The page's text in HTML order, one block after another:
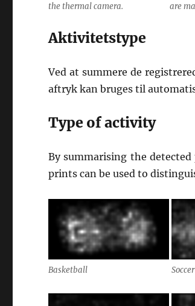
the thermal camera.
are
Aktivitetstype
Ved at summere de
aftryk kan bruges til
Type of activity
By summarising the
prints can be used to
Basketball Soccer